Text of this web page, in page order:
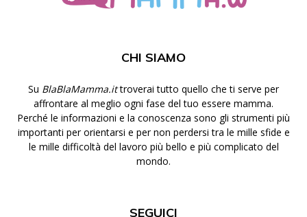
CHI SIAMO
Su BlaBlaMamma.ittroverai tutto quello che ti serve per
affrontare al meglio ogni fase del tuo essere mamma.
Perché le informazioni e la conoscenza sono gli strumenti più
importanti per orientarsi e per non perdersi tra le mille sfide e
le mille difficoltà del lavoro più bello e più complicato del
mondo.
SEGUICI